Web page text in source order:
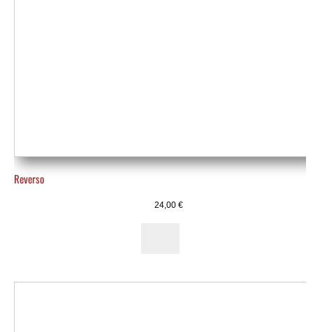
Reverso
24,00 €